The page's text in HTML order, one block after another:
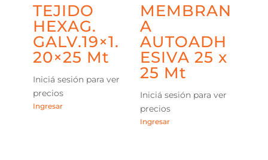
TEJIDO
HEXAG.
GALV.19×1.
20×25 Mt
Iniciá sesión para ver
precios
Ingresar
MEMBRAN
A
AUTOADH
ESIVA 25 x
25 Mt
Iniciá sesión para ver
precios
Ingresar